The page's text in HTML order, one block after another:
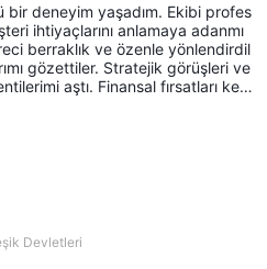
bir deneyim yaşadım. Ekibi profes
ihtiyaçlarını anlamaya adanmı
berraklık ve özenle yönlendirdil
gözettiler. Stratejik görüşleri ve
aştı. Finansal fırsatları keşf
herkese Beirman Capital'i ş
Devletleri